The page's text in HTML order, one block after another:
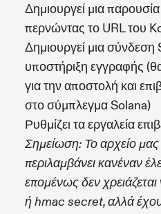
Δημιουργεί μια
περνώντας το URL του
Δημιουργεί μια σύνδεση
υποστήριξη εγγραφής
για την αποστολή και
στο σύμπλεγμα Solana)
Ρυθμίζει τα εργαλεία
Σημείωση: Το αρχείο μας
περιλαμβάνει κανέναν
επομένως δεν
ή hmac secret, αλλά